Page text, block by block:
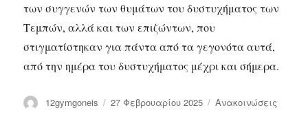
των συγγενών των θυμάτων του δυστυχήματος των
Τεμπών, αλλά και των επιζώντων, που
στιγματίστηκαν για πάντα από τα γεγονότα αυτά,
από την ημέρα του δυστυχήματος μέχρι και σήμερα.
Συντάκτης
12gymgoneis
Δημοσιεύτηκε
27 Φεβρουαρίου 2025 Κατηγορίες
Ανακοινώσεις